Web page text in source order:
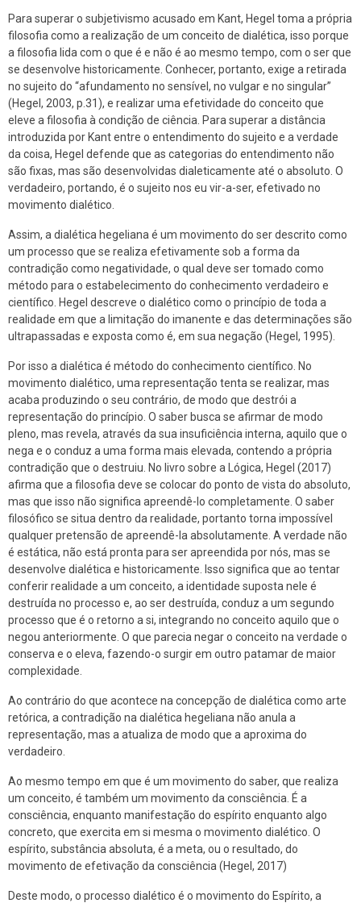
Para superar o subjetivismo acusado em Kant, Hegel toma a própria
filosofia como a realização de um conceito de dialética, isso porque
a filosofia lida com o que é e não é ao mesmo tempo, com o ser que
se desenvolve historicamente. Conhecer, portanto, exige a retirada
no sujeito do “afundamento no sensível, no vulgar e no singular”
(Hegel, 2003, p.31), e realizar uma efetividade do conceito que
eleve a filosofia à condição de ciência. Para superar a distância
introduzida por Kant entre o entendimento do sujeito e a verdade
da coisa, Hegel defende que as categorias do entendimento não
são fixas, mas são desenvolvidas dialeticamente até o absoluto. O
verdadeiro, portando, é o sujeito nos eu vir-a-ser, efetivado no
movimento dialético.
Assim, a dialética hegeliana é um movimento do ser descrito como
um processo que se realiza efetivamente sob a forma da
contradição como negatividade, o qual deve ser tomado como
método para o estabelecimento do conhecimento verdadeiro e
científico. Hegel descreve o dialético como o princípio de toda a
realidade em que a limitação do imanente e das determinações são
ultrapassadas e exposta como é, em sua negação (Hegel, 1995).
Por isso a dialética é método do conhecimento científico. No
movimento dialético, uma representação tenta se realizar, mas
acaba produzindo o seu contrário, de modo que destrói a
representação do princípio. O saber busca se afirmar de modo
pleno, mas revela, através da sua insuficiência interna, aquilo que o
nega e o conduz a uma forma mais elevada, contendo a própria
contradição que o destruiu. No livro sobre a Lógica, Hegel (2017)
afirma que a filosofia deve se colocar do ponto de vista do absoluto,
mas que isso não significa apreendê-lo completamente. O saber
filosófico se situa dentro da realidade, portanto torna impossível
qualquer pretensão de apreendê-la absolutamente. A verdade não
é estática, não está pronta para ser apreendida por nós, mas se
desenvolve dialética e historicamente. Isso significa que ao tentar
conferir realidade a um conceito, a identidade suposta nele é
destruída no processo e, ao ser destruída, conduz a um segundo
processo que é o retorno a si, integrando no conceito aquilo que o
negou anteriormente. O que parecia negar o conceito na verdade o
conserva e o eleva, fazendo-o surgir em outro patamar de maior
complexidade.
Ao contrário do que acontece na concepção de dialética como arte
retórica, a contradição na dialética hegeliana não anula a
representação, mas a atualiza de modo que a aproxima do
verdadeiro.
Ao mesmo tempo em que é um movimento do saber, que realiza
um conceito, é também um movimento da consciência. É a
consciência, enquanto manifestação do espírito enquanto algo
concreto, que exercita em si mesma o movimento dialético. O
espírito, substância absoluta, é a meta, ou o resultado, do
movimento de efetivação da consciência (Hegel, 2017)
Deste modo, o processo dialético é o movimento do Espírito, a